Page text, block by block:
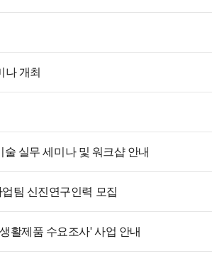
나 개최
실무 세미나 및 워크샵 안내
팀 신진연구인력 모집
활제품 수요조사' 사업 안내